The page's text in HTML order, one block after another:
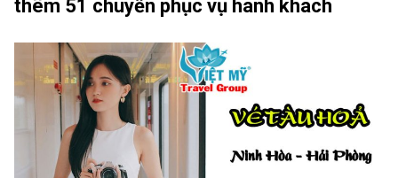
thêm 51 chuyến phục vụ hành khách